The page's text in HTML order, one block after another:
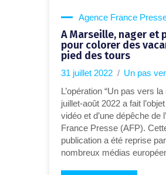
Agence France
A Marseille, nager et
pour colorer des
pied des tours
31 juillet 2022
Un pas
L’opération “Un pas vers la
juillet-août 2022 a fait l’objet
vidéo et d’une dépêche de
France Presse (AFP).
publication a été reprise
nombreux médias